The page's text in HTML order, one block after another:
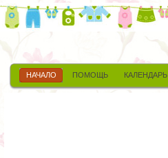
НАЧАЛО ПОМОЩЬ КАЛЕНДАРЬ